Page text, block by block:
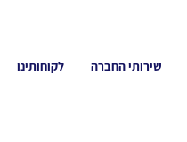
שירותי החברה לקוחותינו